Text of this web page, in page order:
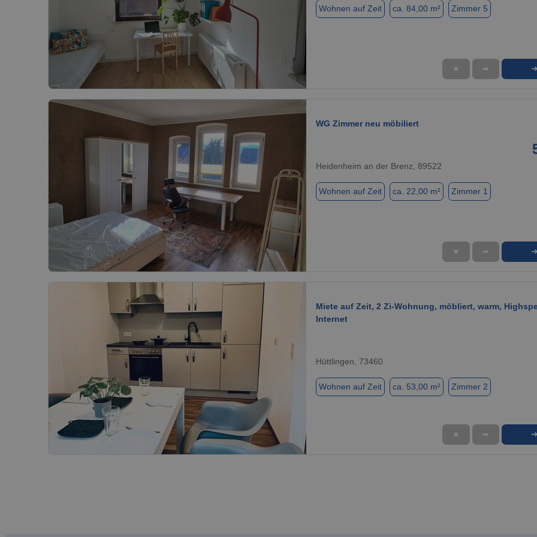
1 / 16
Wohnen auf Zeit ca. 84,00 m² Zimmer 5
★ ➦ ➜
1 / 5
WG Zimmer neu möbiliert
Heidenheim an der Brenz, 89522
Wohnen auf Zeit ca. 22,00 m² Zimmer 1
★ ➦ ➜
1 / 7
Miete auf Zeit, 2 Zi-Wohnung, möbliert, warm,
Internet
Hüttlingen, 73460
Wohnen auf Zeit ca. 53,00 m² Zimmer 2
★ ➦ ➜